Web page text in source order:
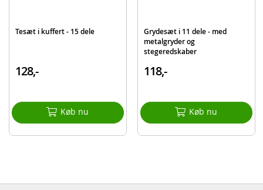
Tesæt i kuffert - 15 dele
128,-
Køb nu
Grydesæt i 11 dele - med
metalgryder og
stegeredskaber
118,-
Køb nu